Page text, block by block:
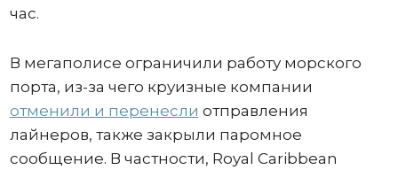
час.
В мегаполисе ограничили работу морского
порта, из-за чего круизные компании
отменили и перенесли отправления
лайнеров, также закрыли паромное
сообщение. В частности, Royal Caribbean